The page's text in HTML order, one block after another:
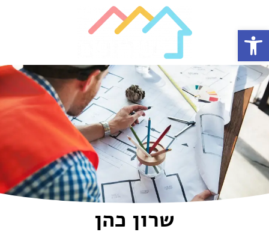
Open toolbar
שרון כהן